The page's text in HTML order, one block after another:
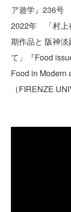
ア遊学』236号
2022年 「村上
期作品と 阪神
て」『Food
Food in Modern
（FIRENZE